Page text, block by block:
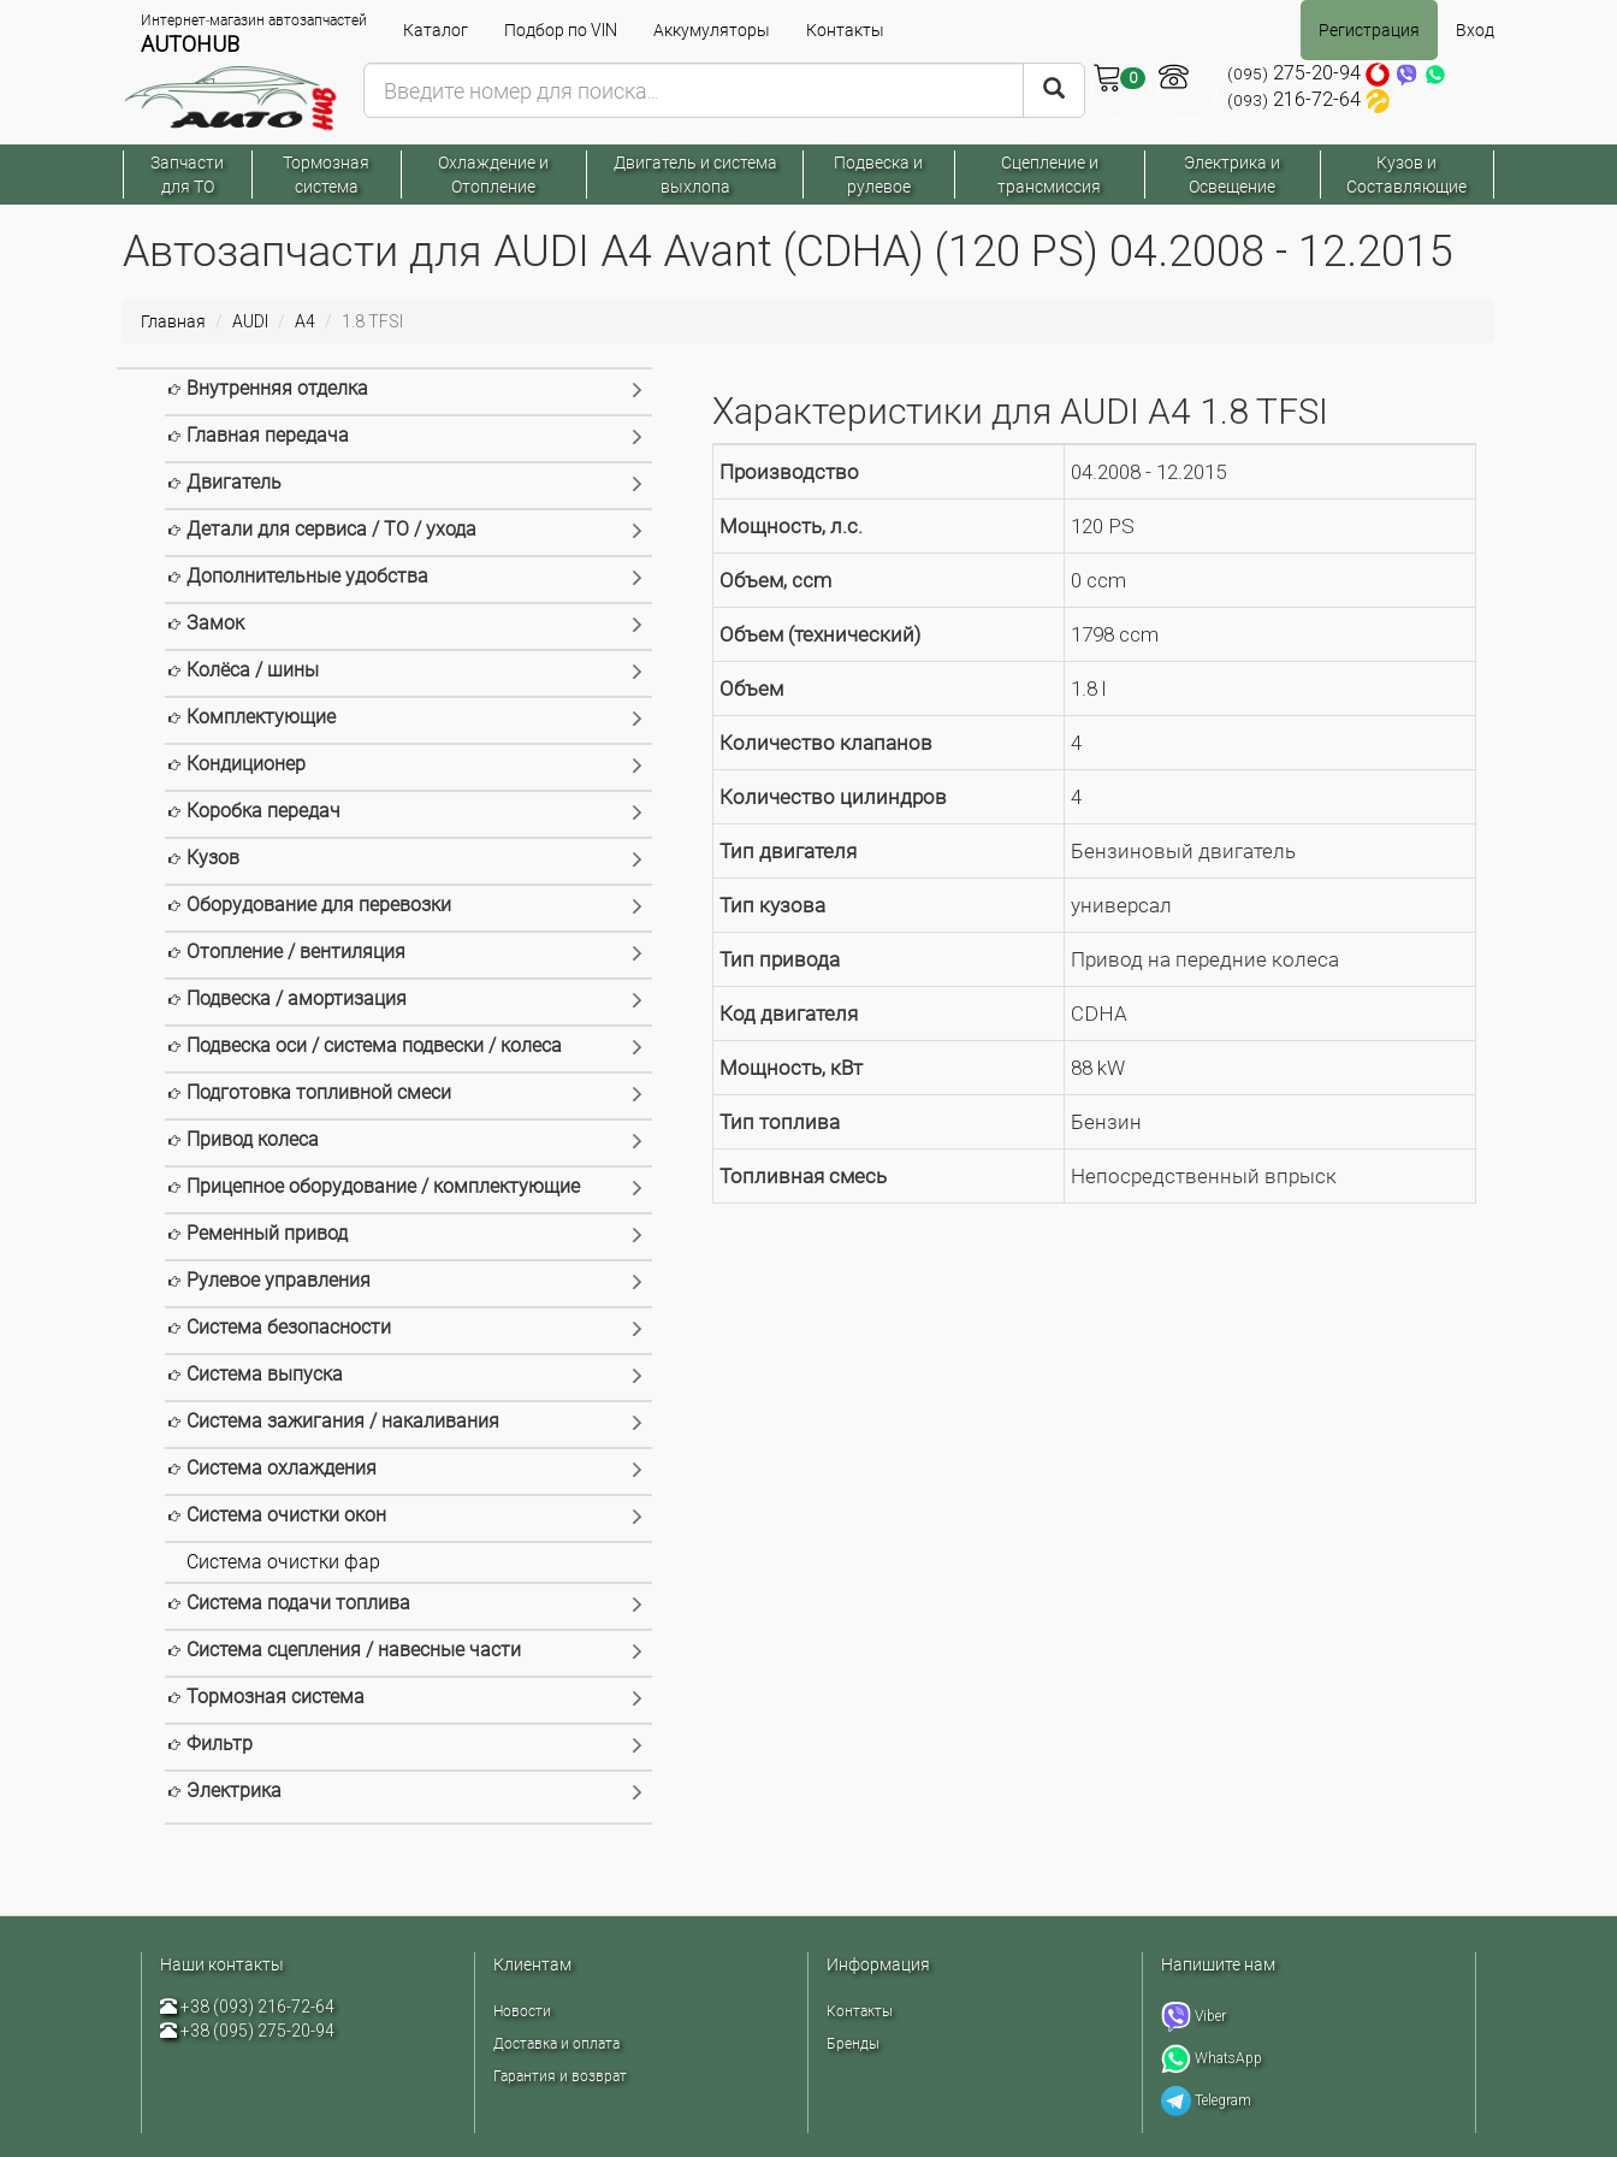
Интернет-магазин автозапчастей
AUTOHUB
Каталог Подбор по VIN Аккумуляторы Контакты Регистрация Вход
0 (095) 275-20-94
(093) 216-72-64
Запчасти
для ТО
Тормозная
система
Охлаждение и
Отопление
Двигатель и система
выхлопа
Подвеска и
рулевое
Сцепление и
трансмиссия
Электрика и
Освещение
Кузов и
Составляющие
Автозапчасти для AUDI A4 Avant (CDHA) (120 PS) 04.2008 - 12.2015
Главная AUDI A4 1.8 TFSI
Внутренняя отделка
Главная передача
Двигатель
Детали для сервиса / ТО / ухода
Дополнительные удобства
Замок
Колёса / шины
Комплектующие
Кондиционер
Коробка передач
Кузов
Оборудование для перевозки
Отопление / вентиляция
Подвеска / амортизация
Подвеска оси / система подвески / колеса
Подготовка топливной смеси
Привод колеса
Прицепное оборудование / комплектующие
Ременный привод
Рулевое управления
Система безопасности
Система выпуска
Система зажигания / накаливания
Система охлаждения
Система очистки окон
Система очистки фар
Система подачи топлива
Система сцепления / навесные части
Тормозная система
Фильтр
Электрика
Характеристики для AUDI A4 1.8 TFSI
Производство 04.2008 - 12.2015
Мощность, л.с. 120 PS
Объем, ccm 0 ccm
Объем (технический) 1798 ccm
Объем 1.8 l
Количество клапанов 4
Количество цилиндров 4
Тип двигателя Бензиновый двигатель
Тип кузова универсал
Тип привода Привод на передние колеса
Код двигателя CDHA
Мощность, кВт 88 kW
Тип топлива Бензин
Топливная смесь Непосредственный впрыск
Наши контакты
+38 (093) 216-72-64
+38 (095) 275-20-94
Клиентам
Новости
Доставка и оплата
Гарантия и возврат
Информация
Контакты
Бренды
Напишите нам
Viber
WhatsApp
Telegram